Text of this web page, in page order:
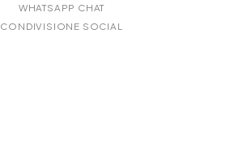
WHATSAPP CHAT
CONDIVISIONE SOCIAL